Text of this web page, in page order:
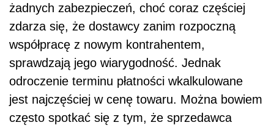
żadnych zabezpieczeń, choć coraz częściej
zdarza się, że dostawcy zanim rozpoczną
współpracę z nowym kontrahentem,
sprawdzają jego wiarygodność. Jednak
odroczenie terminu płatności wkalkulowane
jest najczęściej w cenę towaru. Można bowiem
często spotkać się z tym, że sprzedawca